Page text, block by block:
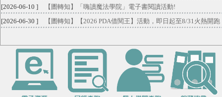
[2026-06-10 ]
【圕轉知】「嗨讀魔法學院」電子書閱讀活動!
[2026-06-30 ]
【圕轉知】【2026 PDA借閱王】活動，即日起至8/31火熱開跑